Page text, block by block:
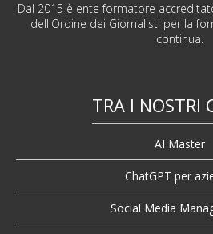
Dal 2015 è ente formatore
dell'Ordine dei Giornalisti per la
continua.
TRA I NOSTRI
AI Master
ChatGPT per
Social Media